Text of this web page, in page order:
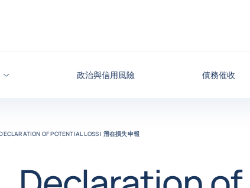
政治與信用風險 債務催收
OF POTENTIAL LOSS | 潛在損失申報